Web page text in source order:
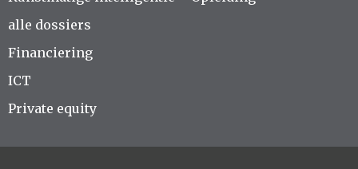
alle dossiers
Financiering
ICT
Private equity